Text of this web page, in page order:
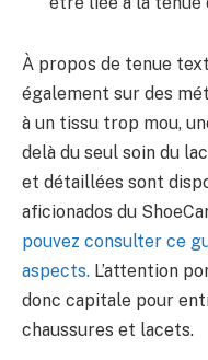
À propos de tenue
également sur des
à un tissu trop mou,
delà du seul soin du
et détaillées sont
aficionados du
pouvez consulter ce
aspects. L’attention
donc capitale pour
chaussures et lacets.